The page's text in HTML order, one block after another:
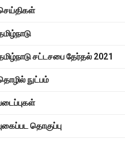
சட்டசபை தேர்தல் 2021
நுட்பம்
தொகுப்பு